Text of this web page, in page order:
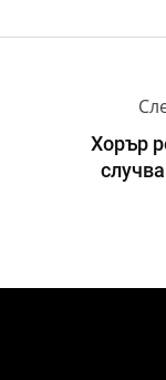
Хорър